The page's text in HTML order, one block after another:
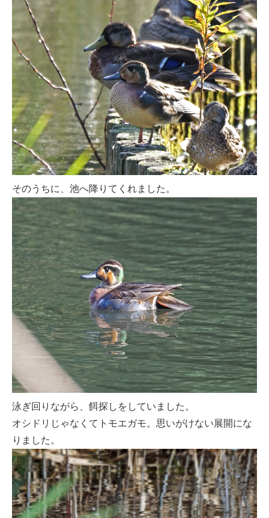
そのうちに、池へ降りてくれました。
泳ぎ回りながら、餌探しをしていました。
オシドリじゃなくてトモエガモ。思いがけない展開にな
りました。